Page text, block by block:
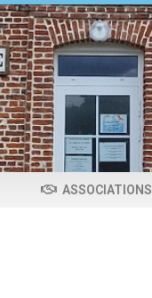
ASSOCIATIONS